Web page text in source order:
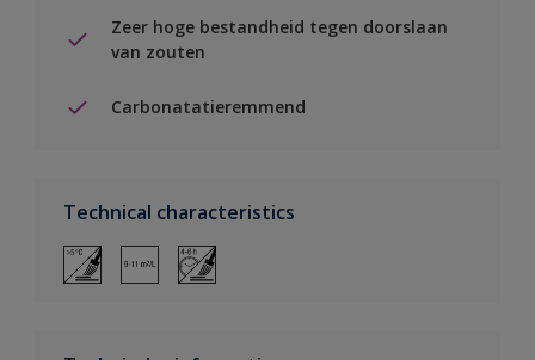
Zeer hoge bestandheid tegen doorslaan
van zouten
Carbonatatieremmend
Technical characteristics